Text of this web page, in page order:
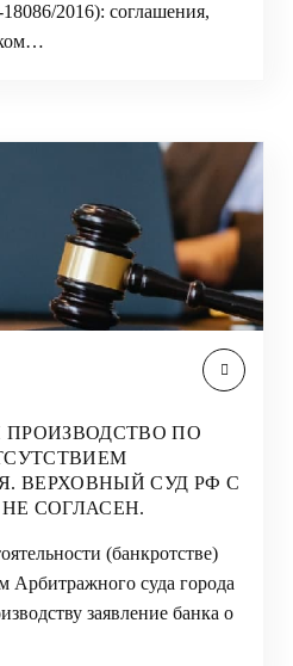
2016): соглашения,
ПРОИЗВОДСТВО ПО
ВЕРХОВНЫЙ СУД РФ С
СОГЛАСЕН.
(банкротстве)
Арбитражного суда города
заявление банка о